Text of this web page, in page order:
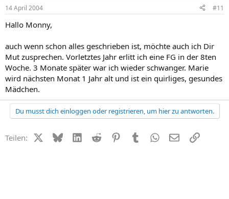
14 April 2004 #11
Hallo Monny,
auch wenn schon alles geschrieben ist, möchte auch ich Dir
Mut zusprechen. Vorletztes Jahr erlitt ich eine FG in der 8ten
Woche. 3 Monate später war ich wieder schwanger. Marie
wird nächsten Monat 1 Jahr alt und ist ein quirliges, gesundes
Mädchen.
Du musst dich einloggen oder registrieren, um hier zu antworten.
Teilen: X (Twitter)
BlueskyLinkedIn
Reddit PinterestTumblr WhatsApp
E-MailLink